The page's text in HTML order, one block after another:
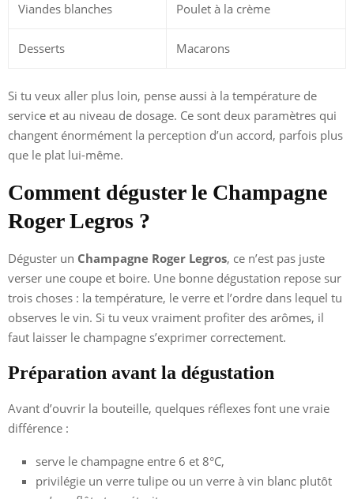
Viandes blanches Poulet à la crème
Desserts Macarons
Si tu veux aller plus loin, pense aussi à la température de
service et au niveau de dosage. Ce sont deux paramètres qui
changent énormément la perception d’un accord, parfois plus
que le plat lui-même.
Comment déguster le Champagne
Roger Legros ?
Déguster un Champagne Roger Legros, ce n’est pas juste
verser une coupe et boire. Une bonne dégustation repose sur
trois choses : la température, le verre et l’ordre dans lequel tu
observes le vin. Si tu veux vraiment profiter des arômes, il
faut laisser le champagne s’exprimer correctement.
Préparation avant la dégustation
Avant d’ouvrir la bouteille, quelques réflexes font une vraie
différence :
serve le champagne entre 6 et 8°C,
privilégie un verre tulipe ou un verre à vin blanc plutôt